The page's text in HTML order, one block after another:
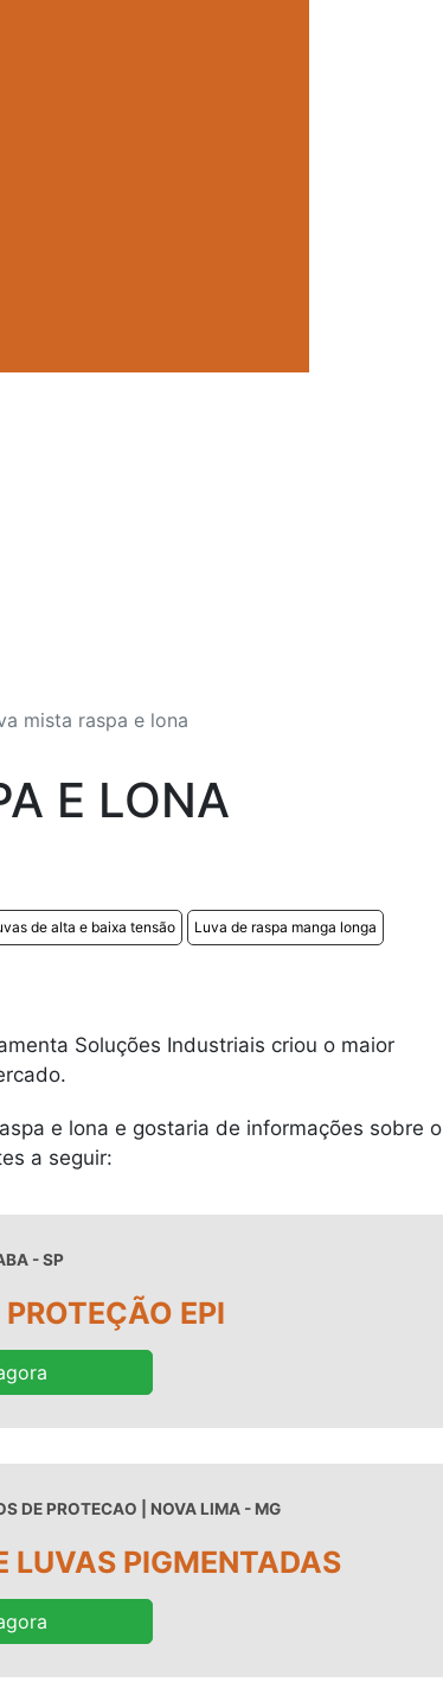
mista raspa e lona
E LONA
de alta e baixa tensão Luva de raspa manga longa
Soluções Industriais criou o maior
e lona e gostaria de informações sobre o
a seguir:
- SP
EPI
DE PROTECAO | NOVA LIMA - MG
LUVAS PIGMENTADAS